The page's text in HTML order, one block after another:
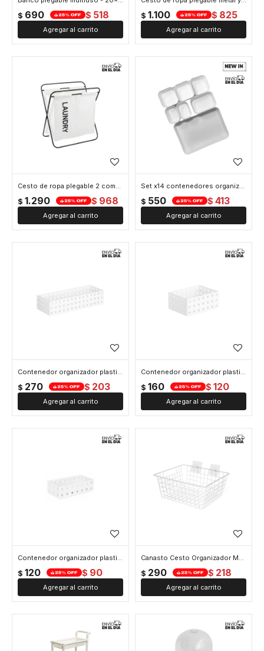
$ 690 $ 518 $ 1.100 $ 825
Cesto de ropa plegable 2 compartimentos metal y tela - Blanco
$ 1.290 $ 968
Set x14 contenedores organizadores diferentes tamaños - Blanco
$ 550 $ 413
Contenedor organizador plastico 28x14x6cm - Blanco
$ 270 $ 203
Contenedor organizador plastico 14x10x6cm - Blanco
$ 160 $ 120
Contenedor organizador plastico 14x7x4cm - Blanco
$ 120 $ 90
Canasto Cesto Organizador Metal Cocina Baño Oficina 28x22x12cm - Blanco
$ 290 $ 218